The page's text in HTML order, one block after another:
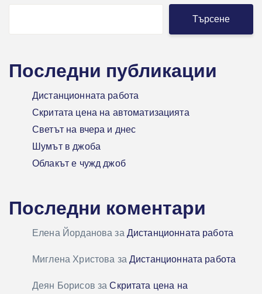
Търсене
Последни публикации
Дистанционната работа
Скритата цена на автоматизацията
Светът на вчера и днес
Шумът в джоба
Облакът е чужд джоб
Последни коментари
Елена ЙордановазаДистанционната работа
Миглена Христова заДистанционната работа
Деян Борисов заСкритата цена на